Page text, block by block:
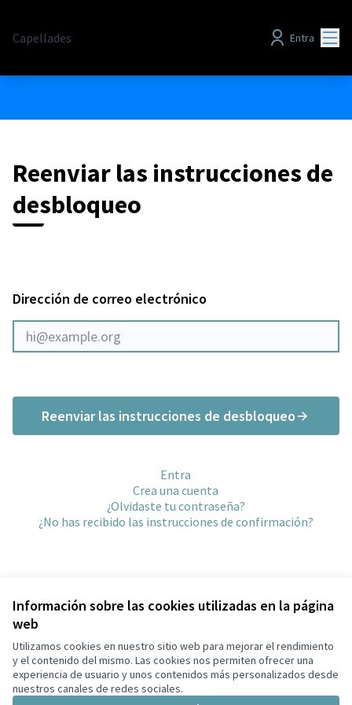
Información sobre las cookies utilizadas en la página
web
Utilizamos cookies en nuestro sitio web para mejorar el rendimiento
y el contenido del mismo. Las cookies nos permiten ofrecer una
experiencia de usuario y unos contenidos más personalizados desde
nuestros canales de redes sociales.
Capellades Entra
Reenviar las instrucciones de
desbloqueo
Dirección de correo electrónico
Reenviar las instrucciones de desbloqueo
Entra
Crea una cuenta
¿Olvidaste tu contraseña?
¿No has recibido las instrucciones de confirmación?
Términos y condiciones de uso
Configuración de cookies
Capellades en X
(Enlace externo)
Capellades en Facebook
(Enlace externo)
Castellano
Triar la llenguaElegir el idioma